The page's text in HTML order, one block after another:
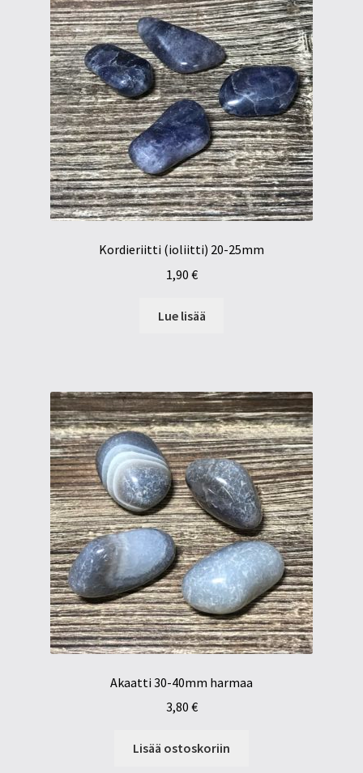
Kordieriitti (ioliitti) 20-25mm
1,90 €
Lue lisää
Akaatti 30-40mm harmaa
3,80 €
Lisää ostoskoriin